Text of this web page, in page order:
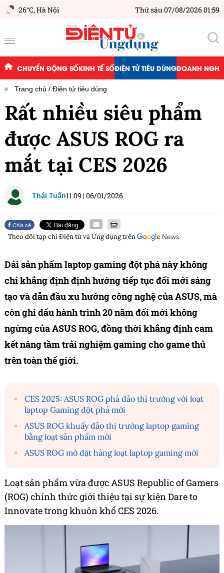
26°C,Hà Nội Thứ sáu 07/08/2026 01:59
CHUYỂN ĐỘNG SỐKINH TẾ SỐĐIỆN TỬ TIÊU DÙNGDOANH
Trang chủ Điện tử tiêu dùng
Rất nhiều siêu phẩm
được ASUS ROG ra
mắt tại CES 2026
Thái Tuấn11:09 |06/01/2026
Chia sẻ
Theo dõi tạp chíĐiện tử và Ứng dụngtrên
Dải sản phẩm laptop gaming đột phá này không
chỉ khẳng định định hướng tiếp tục đổi mới sáng
tạo và dẫn đầu xu hướng công nghệ của ASUS, mà
còn ghi dấu hành trình 20 năm đổi mới không
ngừng của ASUS ROG, đồng thời khẳng định cam
kết nâng tầm trải nghiệm gaming cho game thủ
trên toàn thế giới.
CES 2025: ASUS ROG phá đảo thị trường với loạt
laptop Gaming đột phá mới
ASUS ROG khuấy đảo thị trường laptop gaming
bằng loạt sản phẩm mới
ASUS ROG mở đặt hàng loạt laptop gaming mới
Loạt sản phẩm vừa được ASUS Republic of Gamers
(ROG) chính thức giới thiệu tại sự kiện Dare to
Innovate trong khuôn khổ CES 2026.